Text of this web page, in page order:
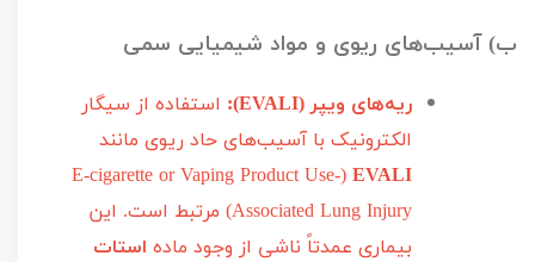
ب) آسیب‌های ریوی و مواد شیمیایی سمی
ریه‌های ویپر (EVALI
): استفاده از سیگار
الکترونیک با آسیب‌های حاد ریوی مانند
EVALI
(
E-cigarette or Vaping Product Use-
Associated Lung Injury) مرتبط است. این
بیماری عمدتاً ناشی از وجود ماده استات